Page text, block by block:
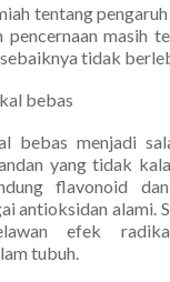
tentang pengaruh
masih
tidak
bebas
bebas menjadi
yang tidak
flavonoid
antioksidan alami.
efek
tubuh.